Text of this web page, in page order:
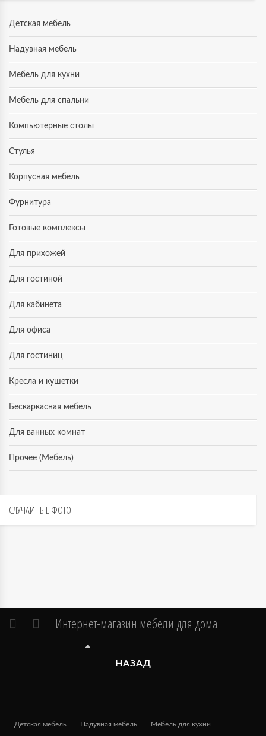
Детская мебель
Надувная мебель
Мебель для кухни
Мебель для спальни
Компьютерные столы
Стулья
Корпусная мебель
Фурнитура
Готовые комплексы
Для прихожей
Для гостиной
Для кабинета
Для офиса
Для гостиниц
Кресла и кушетки
Бескаркасная мебель
Для ванных комнат
Прочее (Мебель)
СЛУЧАЙНЫЕФОТО
Интернет-магазин мебели для дома
НАЗАД
Детская мебель Надувная мебель Мебель для кухни